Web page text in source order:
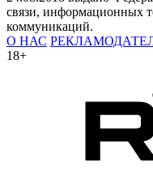
связи, информационных
коммуникаций.
О НАС
18+